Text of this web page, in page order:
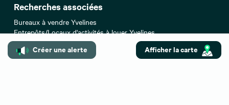
Créer une alerte Afficher la carte
Recherches associées
Bureaux à vendre Yvelines
Entrepôts/Locaux d'activités à louer Yvelines
Entrepôts/Locaux d'activités à vendre Yvelines
Locaux commerciaux à louer Yvelines